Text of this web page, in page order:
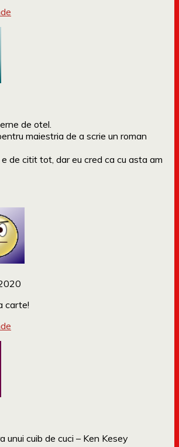
de otel.
maiestria de a scrie un roman
de citit tot, dar eu cred ca cu asta am
carte!
unui cuib de cuci – Ken Kesey